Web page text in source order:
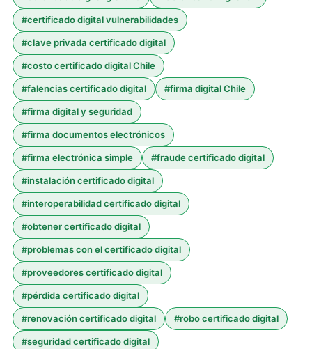
#certificado digital vulnerabilidades
#clave privada certificado digital
#costo certificado digital Chile
#falencias certificado digital #firma digital Chile
#firma digital y seguridad
#firma documentos electrónicos
#firma electrónica simple #fraude certificado digital
#instalación certificado digital
#interoperabilidad certificado digital
#obtener certificado digital
#problemas con el certificado digital
#proveedores certificado digital
#pérdida certificado digital
#renovación certificado digital #robo certificado digital
#seguridad certificado digital